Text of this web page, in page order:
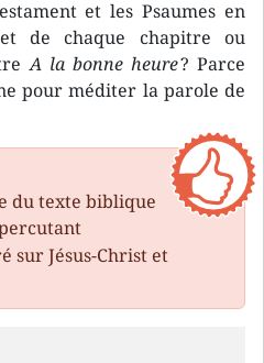
et les Psaumes en
de chaque chapitre ou
A la bonne heure? Parce
pour méditer la parole de
du texte biblique
sur Jésus-Christ et